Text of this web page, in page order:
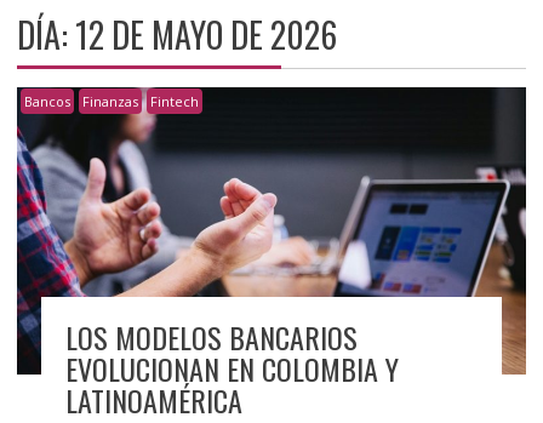
DÍA:12 DE MAYO DE 2026
Bancos Finanzas Fintech
LOS MODELOS BANCARIOS
EVOLUCIONAN EN COLOMBIA Y
LATINOAMÉRICA